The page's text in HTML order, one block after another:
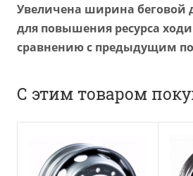
Увеличена ширина беговой
для повышения ресурса
сравнению с предыдущим
С этим товаром